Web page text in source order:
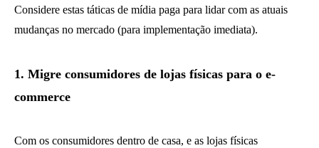
Considere estas táticas de mídia paga para lidar com as atuais
mudanças no mercado (para implementação imediata).
1. Migre consumidores de lojas físicas para o e-
commerce
Com os consumidores dentro de casa, e as lojas físicas